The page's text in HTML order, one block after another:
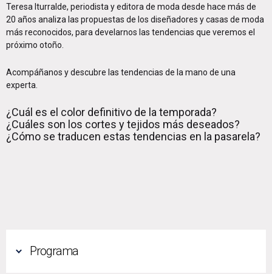
Teresa Iturralde, periodista y editora de moda desde hace más de
20 años analiza las propuestas de los diseñadores y casas de moda
más reconocidos, para develarnos las tendencias que veremos el
próximo otoño.
Acompáñanos y descubre las tendencias de la mano de una
experta.
¿Cuál es el color definitivo de la temporada?
¿Cuáles son los cortes y tejidos más deseados?
¿Cómo se traducen estas tendencias en la pasarela?
Programa